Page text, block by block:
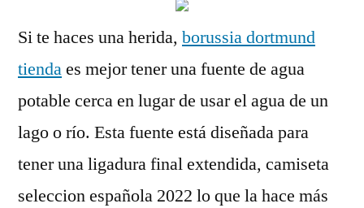
Si te haces una herida, borussia dortmund
tiendaes mejor tener una fuente de agua
potable cerca en lugar de usar el agua de un
lago o río. Esta fuente está diseñada para
tener una ligadura final extendida, camiseta
seleccion española 2022 lo que la hace más